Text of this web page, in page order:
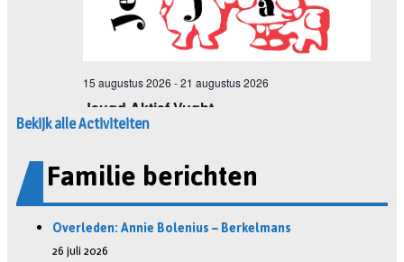
Bekijk alle Activiteiten
Familie berichten
Overleden: Annie Bolenius – Berkelmans
26 juli 2026